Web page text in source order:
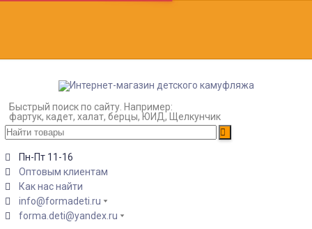
Быстрый поиск по сайту. Например:
фартук, кадет, халат, берцы, ЮИД, Щелкунчик
Пн-Пт 11-16
Оптовым клиентам
Как нас найти
info@formadeti.ru
forma.deti@yandex.ru